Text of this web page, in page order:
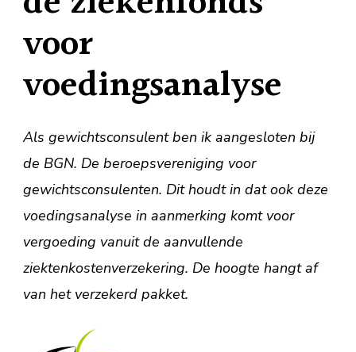
voor
voedingsanalyse
Als gewichtsconsulent ben ik aangesloten bij
de BGN. De beroepsvereniging voor
gewichtsconsulenten. Dit houdt in dat ook deze
voedingsanalyse in aanmerking komt voor
vergoeding vanuit de aanvullende
ziektenkostenverzekering. De hoogte hangt af
van het verzekerd pakket.